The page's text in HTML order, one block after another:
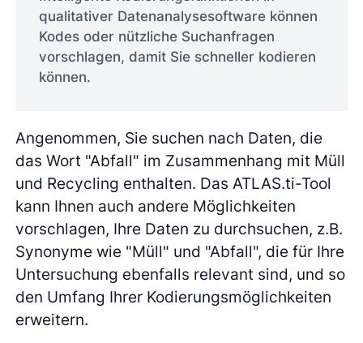
qualitativer Datenanalysesoftware können
Kodes oder nützliche Suchanfragen
vorschlagen, damit Sie schneller kodieren
können.
Angenommen, Sie suchen nach Daten, die
das Wort "Abfall" im Zusammenhang mit Müll
und Recycling enthalten. Das ATLAS.ti-Tool
kann Ihnen auch andere Möglichkeiten
vorschlagen, Ihre Daten zu durchsuchen, z.B.
Synonyme wie "Müll" und "Abfall", die für Ihre
Untersuchung ebenfalls relevant sind, und so
den Umfang Ihrer Kodierungsmöglichkeiten
erweitern.